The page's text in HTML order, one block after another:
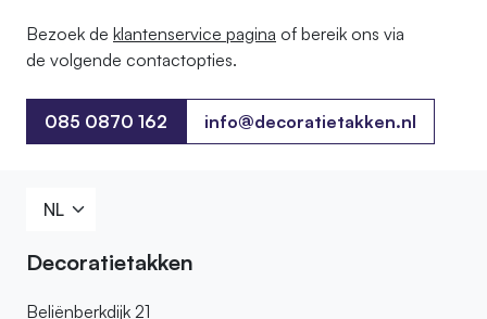
Bezoek de klantenservice pagina of bereik ons ​​via
de volgende contactopties.
085 0870 162
085 0870 162
info@decoratietakken.nl
Decoratietakken
Beliënberkdijk 21